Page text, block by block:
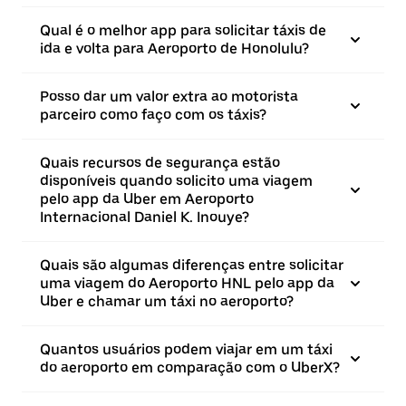
Qual é o melhor app para solicitar táxis de
ida e volta para Aeroporto de Honolulu?
Posso dar um valor extra ao motorista
parceiro como faço com os táxis?
Quais recursos de segurança estão
disponíveis quando solicito uma viagem
pelo app da Uber em Aeroporto
Internacional Daniel K. Inouye?
Quais são algumas diferenças entre solicitar
uma viagem do Aeroporto HNL pelo app da
Uber e chamar um táxi no aeroporto?
Quantos usuários podem viajar em um táxi
do aeroporto em comparação com o UberX?